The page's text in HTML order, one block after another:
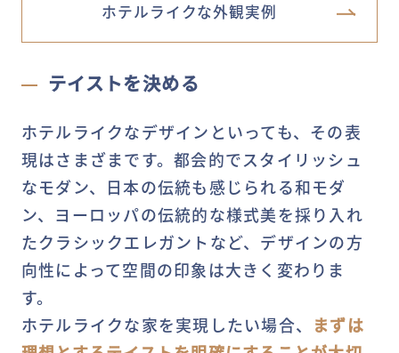
ホテルライクな外観実例
テイストを決める
ホテルライクなデザインといっても、その表
現はさまざまです。都会的でスタイリッシュ
なモダン、日本の伝統も感じられる和モダ
ン、ヨーロッパの伝統的な様式美を採り入れ
たクラシックエレガントなど、デザインの方
向性によって空間の印象は大きく変わりま
す。
ホテルライクな家を実現したい場合、
まずは